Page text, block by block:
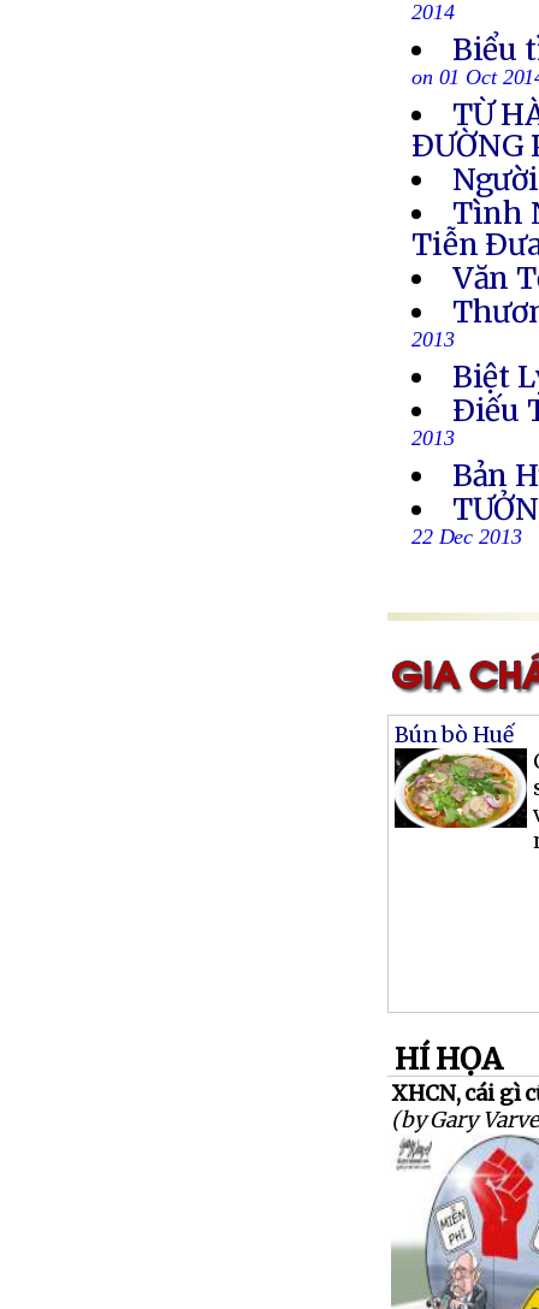
2014
Biểu
on 01 Oct
TỪ
ÐƯỜNG
Tình
Tiễn
Văn
2013
Biệt
Ðiếu
2013
Bản
22 Dec 2013
Bún bò Huế
HÍ HỌA
XHCN, cái gì
(by Gary